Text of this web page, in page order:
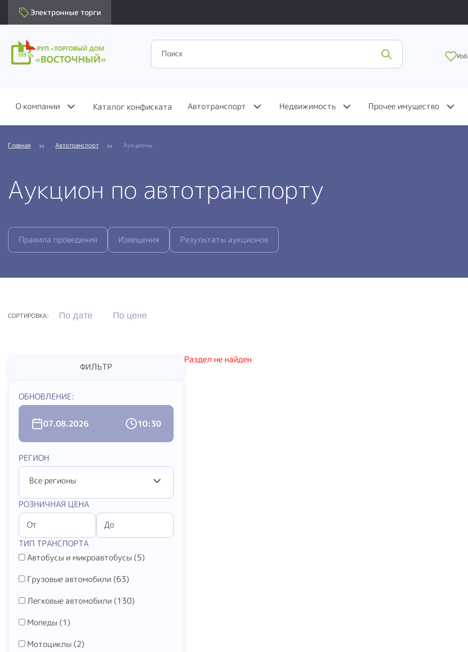
Электронные торги
О компании Каталог конфиската Автотранспорт Недвижимость Прочее имущество
Главная Автотранспорт Аукционы
Аукцион по автотранспорту
Правила проведения Извещения Результаты аукционов
СОРТИРОВКА: По дате По цене
ФИЛЬТР
ОБНОВЛЕНИЕ:
07.08.2026 10:30
РЕГИОН
Все регионы
РОЗНИЧНАЯ ЦЕНА
ТИП ТРАНСПОРТА
Автобусы и микроавтобусы (5)
Грузовые автомобили (63)
Легковые автомобили (130)
Мопеды (1)
Мотоциклы (2)
Раздел не найден